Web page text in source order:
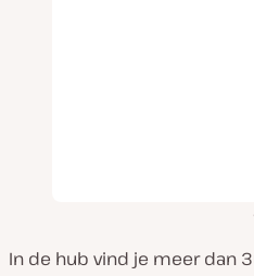
In de hub vind je meer dan